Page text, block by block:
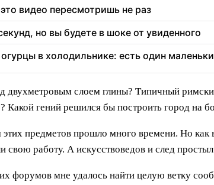
видео пересмотришь не раз
но вы будете в шоке от увиденного
в холодильнике: есть один
двухметровым слоем глины? Типичный
Какой гений решился бы построить город на
предметов прошло много времени. Но как
свою работу. А искусствоведов и след
форумов мне удалось найти целую ветку